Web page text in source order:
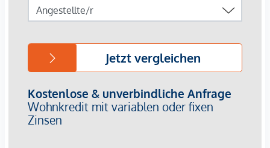
Zimmer-Wohnungen mit Flächen von ca. 52 bis ca. 111 m2
(plus privater Außenfläche) erfüllen Ihre ganz persönlichen
Fahrradabstellplätze, Kinderwagenraum, Spielplatz mit
vervollständigen das Angebot des durchdachten, modernen
und nachhaltigen Projekts. Ein Tiefgaragenplatz ist zu
erwerben (ab € 17.500,–).